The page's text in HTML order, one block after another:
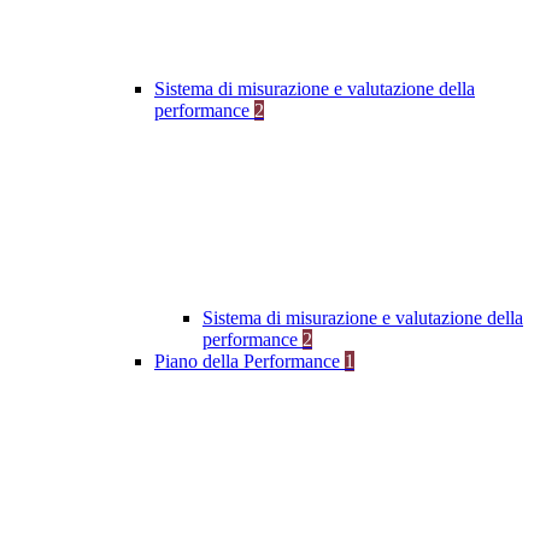
Sistema di misurazione e valutazione della
performance 2
Sistema di misurazione e valutazione della
performance 2
Piano della Performance 1